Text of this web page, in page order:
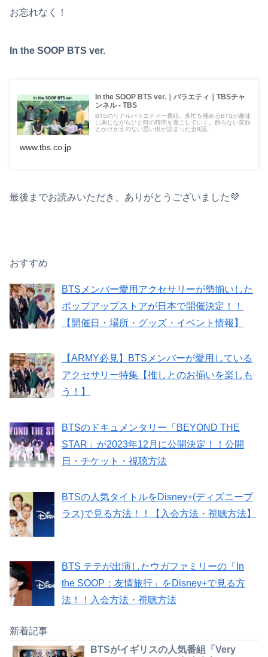
お忘れなく！
In the SOOP BTS ver.
In the SOOP BTS ver.｜バラエティ｜TBSチャ
ンネル - TBS
BTSのリアルバラエティー番組。多忙を極めるBTSが趣味
に興じながらひと時の時間を過ごしていく。飾らない笑顔
とかけがえのない思い出が詰まった全8話。
www.tbs.co.jp
最後までお読みいただき、ありがとうございました💜
おすすめ
BTSメンバー愛用アクセサリーが勢揃いした
ポップアップストアが日本で開催決定！！
【開催日・場所・グッズ・イベント情報】
【ARMY必見】BTSメンバーが愛用している
アクセサリー特集【推しとのお揃いを楽しも
う！】
BTSのドキュメンタリー「BEYOND THE
STAR」が2023年12月に公開決定！！公開
日・チケット・視聴方法
BTSの人気タイトルをDisney+(ディズニープ
ラス)で見る方法！！【入会方法・視聴方法】
BTS テテが出演したウガファミリーの「In
the SOOP：友情旅行」をDisney+で見る方
法！！入会方法・視聴方法
新着記事
BTSがイギリスの人気番組「Very